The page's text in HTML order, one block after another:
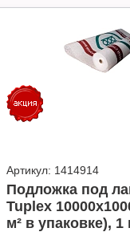
Артикул: 1414914
Подложка под
Tuplex
м² в упаковке), 1